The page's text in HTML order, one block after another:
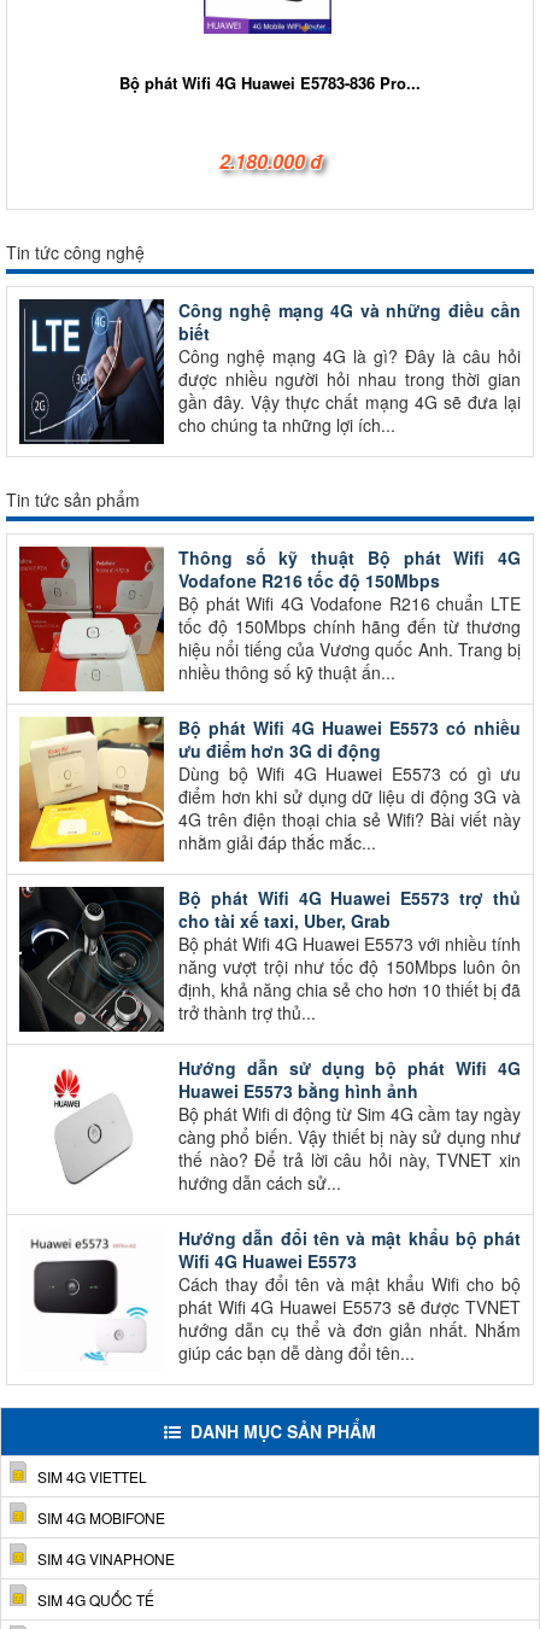
Bộ phát Wifi 4G Huawei E5783-836 Pro...
2.180.000 đ
Tin tức công nghệ
Công nghệ mạng 4G và những điều cần
biết
Công nghệ mạng 4G là gì? Đây là câu hỏi
được nhiều người hỏi nhau trong thời gian
gần đây. Vậy thực chất mạng 4G sẽ đưa lại
cho chúng ta những lợi ích...
Tin tức sản phẩm
Thông số kỹ thuật Bộ phát Wifi 4G
Vodafone R216 tốc độ 150Mbps
Bộ phát Wifi 4G Vodafone R216 chuẩn LTE
tốc độ 150Mbps chính hãng đến từ thương
hiệu nổi tiếng của Vương quốc Anh. Trang bị
nhiều thông số kỹ thuật ấn...
Bộ phát Wifi 4G Huawei E5573 có nhiều
ưu điểm hơn 3G di động
Dùng bộ Wifi 4G Huawei E5573 có gì ưu
điểm hơn khi sử dụng dữ liệu di động 3G và
4G trên điện thoại chia sẻ Wifi? Bài viết này
nhằm giải đáp thắc mắc...
Bộ phát Wifi 4G Huawei E5573 trợ thủ
cho tài xế taxi, Uber, Grab
Bộ phát Wifi 4G Huawei E5573 với nhiều tính
năng vượt trội như tốc độ 150Mbps luôn ôn
định, khả năng chia sẻ cho hơn 10 thiết bị đã
trở thành trợ thủ...
Hướng dẫn sử dụng bộ phát Wifi 4G
Huawei E5573 bằng hình ảnh
Bộ phát Wifi di động từ Sim 4G cầm tay ngày
càng phổ biến. Vậy thiết bị này sử dụng như
thế nào? Để trả lời câu hỏi này, TVNET xin
hướng dẫn cách sử...
Hướng dẫn đổi tên và mật khẩu bộ phát
Wifi 4G Huawei E5573
Cách thay đổi tên và mật khẩu Wifi cho bộ
phát Wifi 4G Huawei E5573 sẽ được TVNET
hướng dẫn cụ thể và đơn giản nhất. Nhắm
giúp các bạn dễ dàng đổi tên...
DANH MỤC SẢN PHẨM
SIM 4G VIETTEL
SIM 4G MOBIFONE
SIM 4G VINAPHONE
SIM 4G QUỐC TẾ